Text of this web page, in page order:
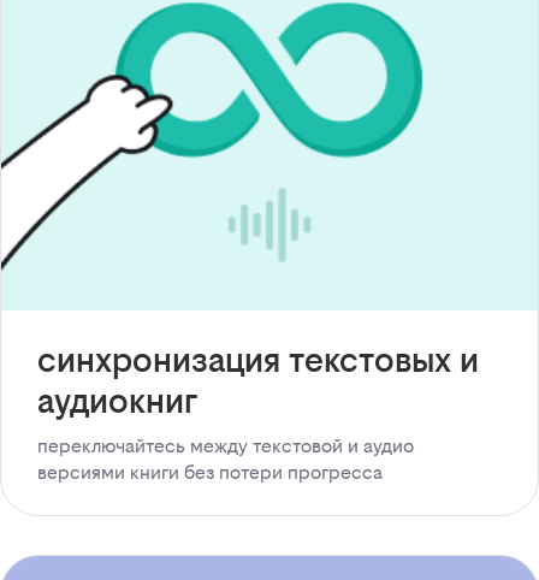
синхронизация текстовых и
аудиокниг
переключайтесь между текстовой и аудио
версиями книги без потери прогресса